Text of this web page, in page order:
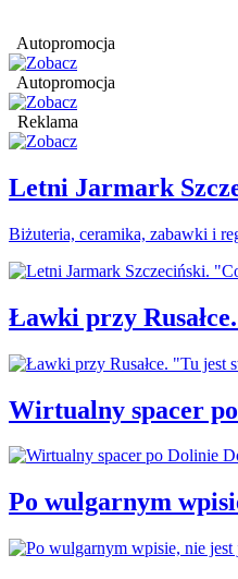
Autopromocja
Autopromocja
Reklama
Letni Jarmark
Biżuteria, ceramika, zabawki i
Ławki przy
Wirtualny spacer
Po wulgarnym